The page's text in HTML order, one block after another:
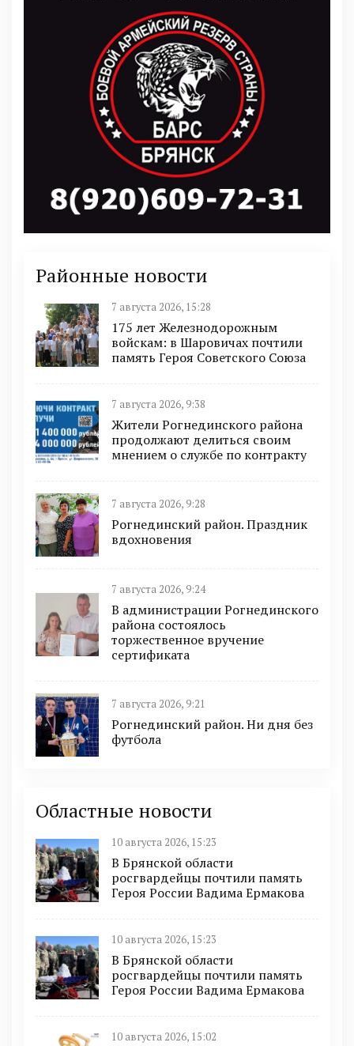
Районные новости
7 августа 2026, 15:28
175 лет Железнодорожным
войскам: в Шаровичах почтили
память Героя Советского Союза
7 августа 2026, 9:38
Жители Рогнединского района
продолжают делиться своим
мнением о службе по контракту
7 августа 2026, 9:28
Рогнединский район. Праздник
вдохновения
7 августа 2026, 9:24
В администрации Рогнединского
района состоялось
торжественное вручение
сертификата
7 августа 2026, 9:21
Рогнединский район. Ни дня без
футбола
Областные новости
10 августа 2026, 15:23
В Брянской области
росгвардейцы почтили память
Героя России Вадима Ермакова
10 августа 2026, 15:23
В Брянской области
росгвардейцы почтили память
Героя России Вадима Ермакова
10 августа 2026, 15:02